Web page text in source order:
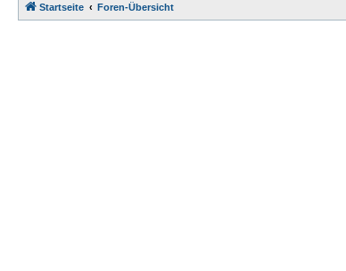
Startseite Foren-Übersicht